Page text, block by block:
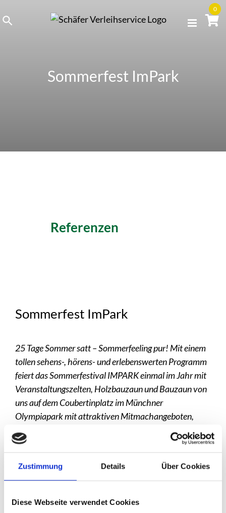
Zustimmung Details Über Cookies
Diese Webseite verwendet Cookies
to
Sommerfest ImPark
0
Referenzen
Sommerfest ImPark
25 Tage Sommer satt – Sommerfeeling pur! Mit einem
tollen sehens-, hörens- und erlebenswerten Programm
feiert das Sommerfestival IMPARK einmal im Jahr mit
Veranstaltungszelten, Holzbauzaun und Bauzaun von
uns auf dem Coubertinplatz im Münchner
Olympiapark mit attraktiven Mitmachangeboten,
Fahrgeschäften und kulinarischen Genüssen.